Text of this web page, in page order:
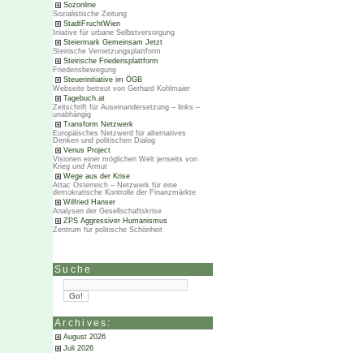
Sozonline
Sozialistische Zeitung
StadtFruchtWien
Iniative für urbane Selbstversorgung
Steiermark Gemeinsam Jetzt
Steirische Vernetzungsplattform
Steirische Friedensplattform
Friedensbewegung
Steuerinitiative im ÖGB
Webseite betreut von Gerhard Kohlmaier
Tagebuch.at
Zeitschrift für Auseinandersetzung – links –
unabhängig
Transform Netzwerk
Europäisches Netzwerd für alternatives
Denken und politischen Dialog
Venus Project
Visionen einer möglichen Welt jenseits von
Krieg und Armut
Wege aus der Krise
Attac Österreich – Netzwerk für eine
demokratische Kontrolle der Finanzmärkte
Wilfried Hanser
Analysen der Gesellschaftskrise
ZPS Aggressiver Humanismus
Zentrum für politische Schönheit
Suche
Archives:
August 2026
Juli 2026